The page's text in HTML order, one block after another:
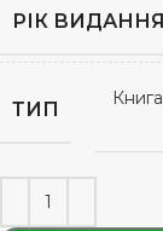
РІК ВИДАННЯ
ТИП